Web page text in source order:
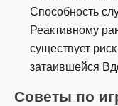
Способность
Реактивному
существует
затаившейся
Советы по